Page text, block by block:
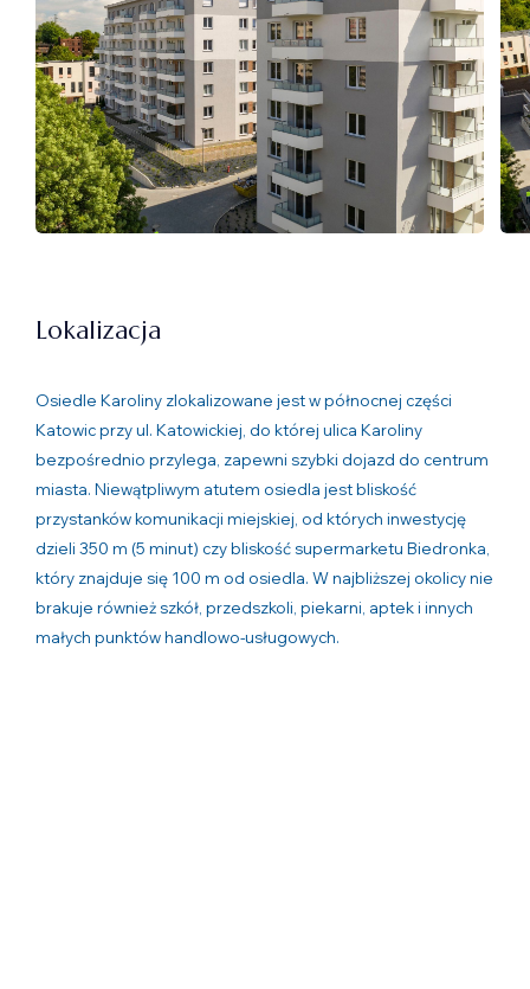
Lokalizacja
Osiedle Karoliny zlokalizowane jest w północnej części
Katowic przy ul. Katowickiej, do której ulica Karoliny
bezpośrednio przylega, zapewni szybki dojazd do centrum
miasta. Niewątpliwym atutem osiedla jest bliskość
przystanków komunikacji miejskiej, od których inwestycję
dzieli 350 m (5 minut) czy bliskość supermarketu Biedronka,
który znajduje się 100 m od osiedla. W najbliższej okolicy nie
brakuje również szkół, przedszkoli, piekarni, aptek i innych
małych punktów handlowo-usługowych.